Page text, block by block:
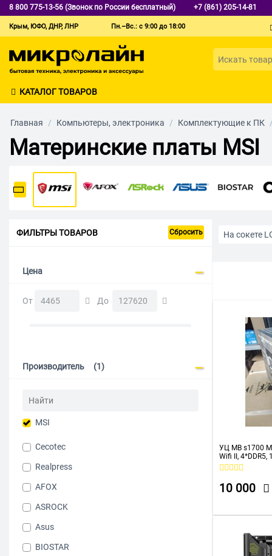
8 800 775-13-56 (Звонок по России бесплатный) +7 (861) 205-14-81
Крым, ЮФО, ДНР, ЛНР Пн.–Вс.: с 9:00 до 18:00
КАТАЛОГ ТОВАРОВ
Главная / Компьютеры, электроника / Комплектующие к ПК /
Материнские платы MSI
ФИЛЬТРЫ ТОВАРОВ Сбросить
Цена
От До
Производитель (1)
MSI
Cecotec
Realpress
AFOX
ASROCK
Asus
BIOSTAR
На сокете
УЦ MB s1700
Wifi II, 4*DDR5,
3*M.2,
упаковка,
10 000